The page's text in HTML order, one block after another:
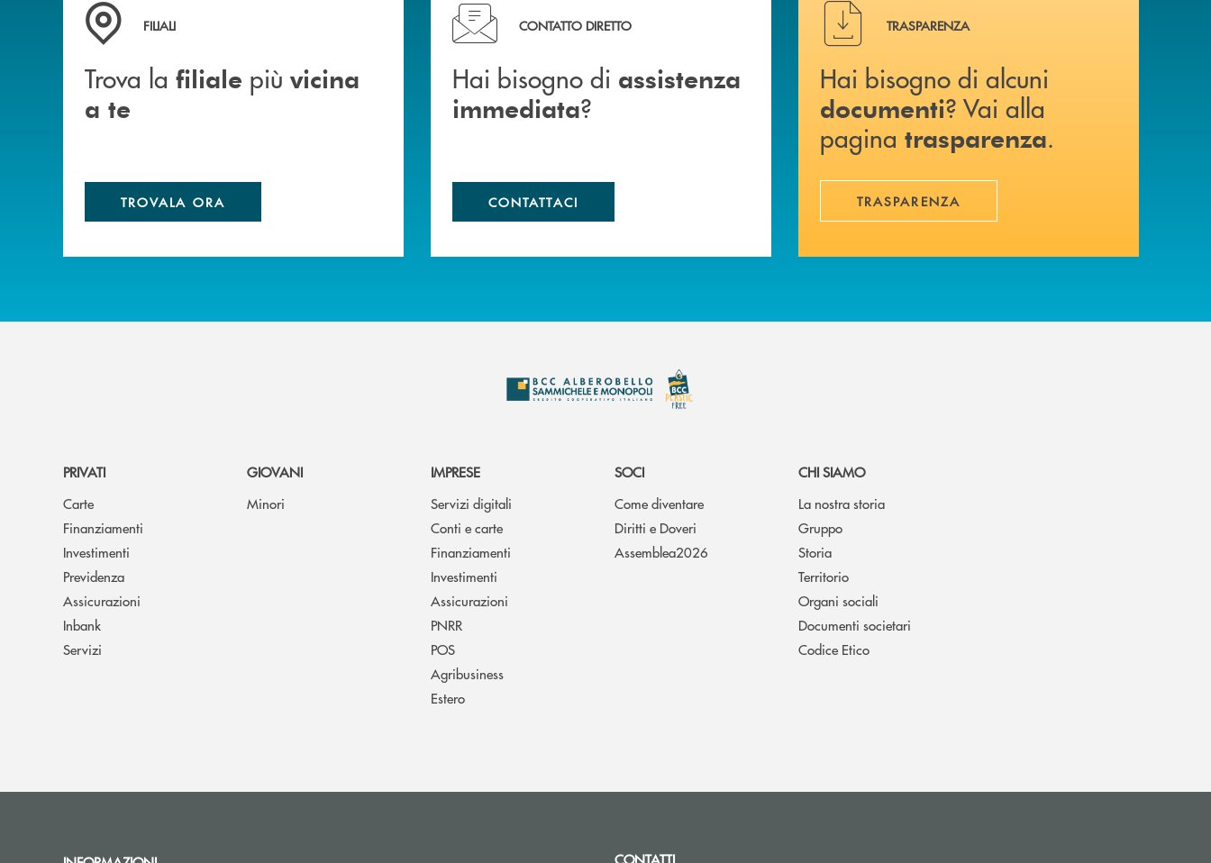
Trova la filiale più vicina a te
FILIALI
Trova la filiale più vicina
a te
TROVALA ORA
Hai bisogno di assistenza immediata ?
CONTATTO DIRETTO
Hai bisogno di assistenza
immediata?
CONTATTACI
Hai bisogno di alcuni documenti ? Vai alla pagina
TRASPARENZA
Hai bisogno di alcuni
documenti? Vai alla
pagina trasparenza.
TRASPARENZA
PRIVATI
Carte
Finanziamenti
Investimenti
Previdenza
Assicurazioni
Inbank
Servizi
GIOVANI
Minori
IMPRESE
Servizi digitali
Conti e carte
Finanziamenti
Investimenti
Assicurazioni
PNRR
POS
Agribusiness
Estero
SOCI
Come diventare
Diritti e Doveri
Assemblea2026
CHI SIAMO
La nostra storia
Gruppo
Storia
Territorio
Organi sociali
Documenti societari
Codice Etico
CONTATTI